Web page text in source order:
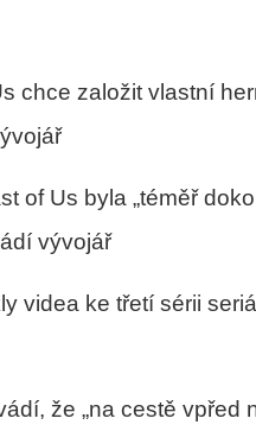
chce založit vlastní
of Us byla „téměř
vývojář
videa ke třetí sérii
že „na cestě vpřed